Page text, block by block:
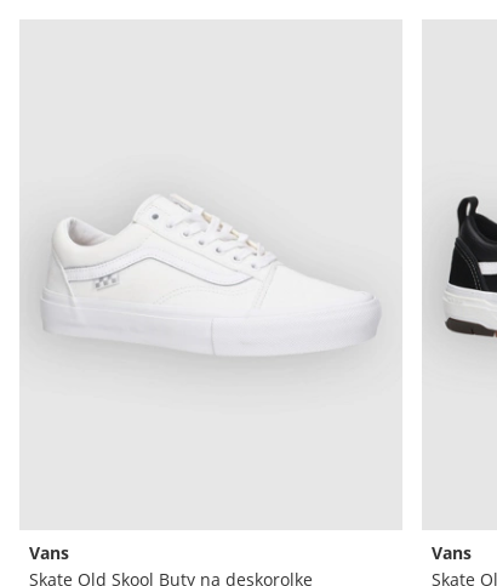
Vans
Skate Old Skool Buty na deskorolke
Vans